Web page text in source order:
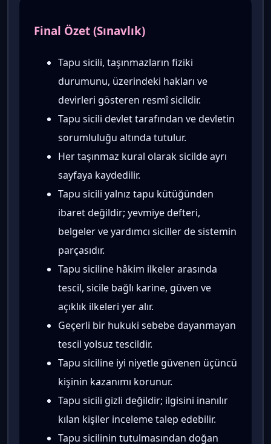
Final Özet (Sınavlık)
Tapu sicili, taşınmazların fiziki
durumunu, üzerindeki hakları ve
devirleri gösteren resmî sicildir.
Tapu sicili devlet tarafından ve devletin
sorumluluğu altında tutulur.
Her taşınmaz kural olarak sicilde ayrı
sayfaya kaydedilir.
Tapu sicili yalnız tapu kütüğünden
ibaret değildir; yevmiye defteri,
belgeler ve yardımcı siciller de sistemin
parçasıdır.
Tapu siciline hâkim ilkeler arasında
tescil, sicile bağlı karine, güven ve
açıklık ilkeleri yer alır.
Geçerli bir hukuki sebebe dayanmayan
tescil yolsuz tescildir.
Tapu siciline iyi niyetle güvenen üçüncü
kişinin kazanımı korunur.
Tapu sicili gizli değildir; ilgisini inanılır
kılan kişiler inceleme talep edebilir.
Tapu sicilinin tutulmasından doğan